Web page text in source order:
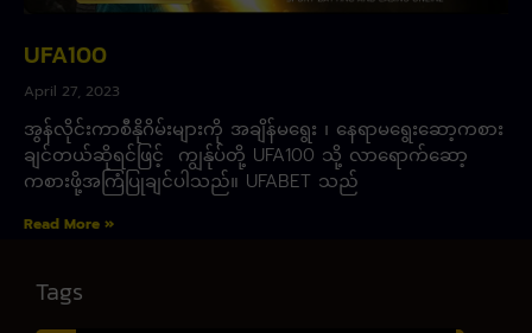
UFA100
April 27, 2023
အွန်လိုင်းကာစီနိုဂိမ်းများကို အချိန်မရွေး ၊ နေရာမရွေးဆော့ကစား
ချင်တယ်ဆိုရင်ဖြင့် ကျွန်ုပ်တို့ UFA100 သို့ လာရောက်ဆော့
ကစားဖို့အကြံပြုချင်ပါသည်။ UFABET သည်
Read More »
Tags